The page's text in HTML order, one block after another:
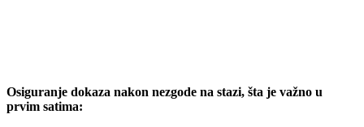
Osiguranje dokaza nakon nezgode na stazi, šta je važno u
prvim satima: